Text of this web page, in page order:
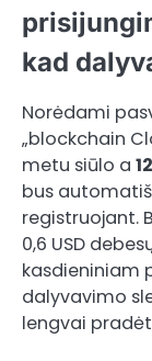
kad
Norėdami
„blockchain
metu siūlo a
bus
registruojant.
0,6 USD
kasdieniniam
dalyvavimo
lengvai